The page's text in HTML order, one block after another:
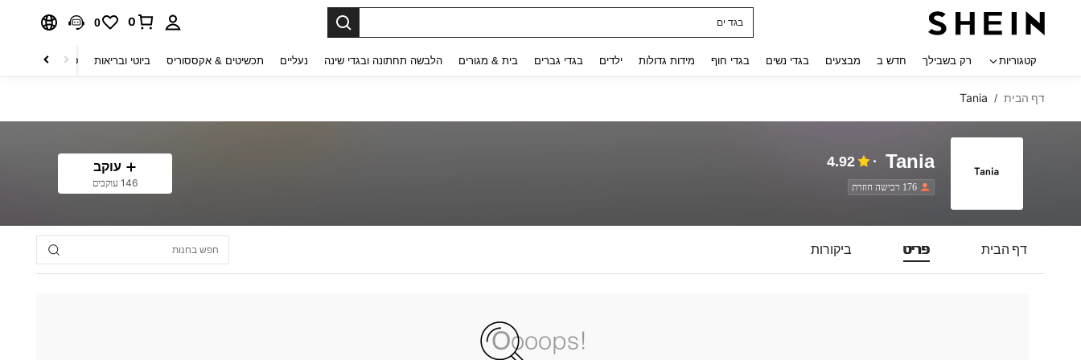
בגד ים
0
0
קטגוריות רק בשבילך חדש ב מבצעים בגדי נשים בגדי חוף מידות גדולות ילדים בגדי גברים בית & מגורים הלבשה תחתונה ובגדי שינה נעליים תכשיטים & אקססוריס ביוטי ובריאות טקסטיל לבית
דף הבית /
Tania
Tania
4.92
176 רכישה חוזרת
עוקב
146 עוקבים
דף הבית פריט ביקורות